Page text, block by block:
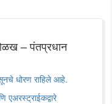
– पंतप्रधान
धोरण राहिले आहे.
एअरस्ट्राईकद्वारे